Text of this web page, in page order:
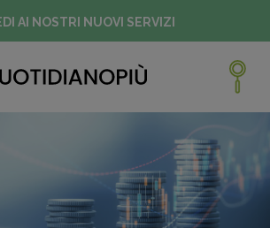
AI NOSTRI NUOVI SERVIZI